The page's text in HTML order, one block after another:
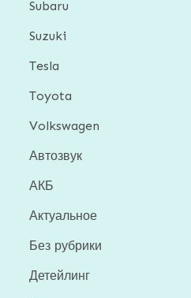
Subaru
Suzuki
Tesla
Toyota
Volkswagen
Автозвук
АКБ
Актуальное
Без рубрики
Детейлинг